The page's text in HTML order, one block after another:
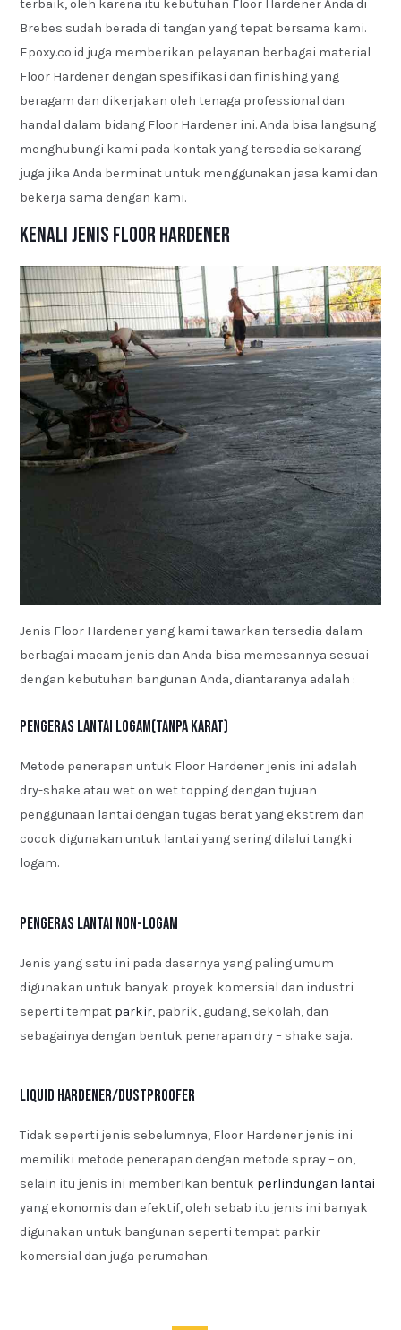
terbaik, oleh karena itu kebutuhan Floor Hardener Anda di
Brebes sudah berada di tangan yang tepat bersama kami.
Epoxy.co.id juga memberikan pelayanan berbagai material
Floor Hardener dengan spesifikasi dan finishing yang
beragam dan dikerjakan oleh tenaga professional dan
handal dalam bidang Floor Hardener ini. Anda bisa langsung
menghubungi kami pada kontak yang tersedia sekarang
juga jika Anda berminat untuk menggunakan jasa kami dan
bekerja sama dengan kami.
Kenali Jenis Floor Hardener
Jenis Floor Hardener yang kami tawarkan tersedia dalam
berbagai macam jenis dan Anda bisa memesannya sesuai
dengan kebutuhan bangunan Anda, diantaranya adalah :
Pengeras Lantai Logam(Tanpa Karat)
Metode penerapan untuk Floor Hardener jenis ini adalah
dry-shake atau wet on wet topping dengan tujuan
penggunaan lantai dengan tugas berat yang ekstrem dan
cocok digunakan untuk lantai yang sering dilalui tangki
logam.
Pengeras Lantai Non-Logam
Jenis yang satu ini pada dasarnya yang paling umum
digunakan untuk banyak proyek komersial dan industri
seperti tempat parkir, pabrik, gudang, sekolah, dan
sebagainya dengan bentuk penerapan dry – shake saja.
Liquid Hardener/Dustproofer
Tidak seperti jenis sebelumnya, Floor Hardener jenis ini
memiliki metode penerapan dengan metode spray – on,
selain itu jenis ini memberikan bentuk perlindungan lantai
yang ekonomis dan efektif, oleh sebab itu jenis ini banyak
digunakan untuk bangunan seperti tempat parkir
komersial dan juga perumahan.